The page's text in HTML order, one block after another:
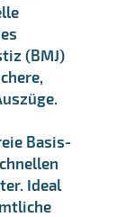
(BMJ)
Basis-
Ideal